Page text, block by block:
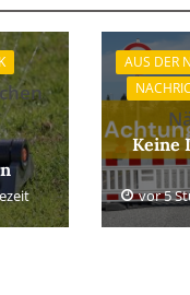
AUS DER
Keine
vor 5